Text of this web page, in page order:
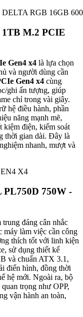
M.2 PCIE
Gen4 x4 là lựa chọn
và người dùng cần
Gen4 x4 cùng
ghi ấn tượng, giúp
chỉ trong vài giây.
hệ điều hành, phần
năng mạnh mẽ,
điện, kiểm soát
thời gian dài. Đây là
nhanh, mượt và
PL750D 750W -
trung đáng cân nhắc
máy làm việc cần công
thích tốt với linh kiện
sử dụng thiết kế
và chuẩn ATX 3.1,
điển hình, đồng thời
hệ mới. Ngoài ra, bộ
trọng như OPP,
vận hành an toàn,